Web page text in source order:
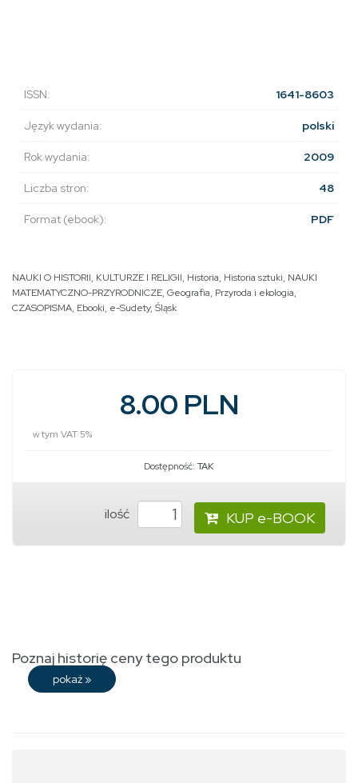
ISSN: 1641-8603
Język wydania: polski
Rok wydania: 2009
Liczba stron: 48
Format (ebook): PDF
NAUKI O HISTORII, KULTURZE I RELIGII, Historia, Historia sztuki, NAUKI
MATEMATYCZNO-PRZYRODNICZE, Geografia, Przyroda i ekologia,
CZASOPISMA, Ebooki, e-Sudety, Śląsk
8.00 PLN
w tym VAT 5%
Dostępność: TAK
ilość KUP e-BOOK
Poznaj historię ceny tego produktu
pokaż »